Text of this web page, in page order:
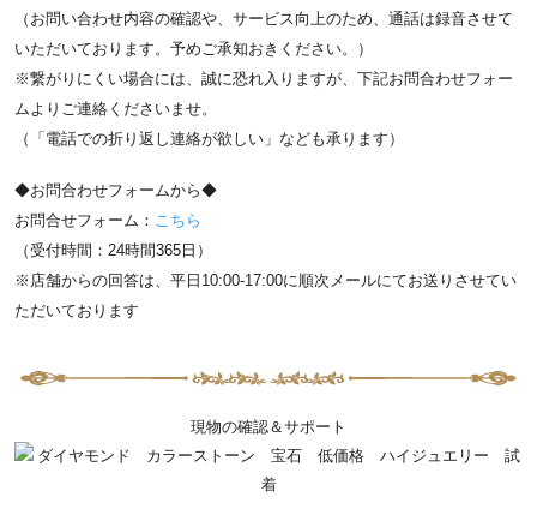
（お問い合わせ内容の確認や、サービス向上のため、通話は録音させて
いただいております。予めご承知おきください。）
※繋がりにくい場合には、誠に恐れ入りますが、下記お問合わせフォー
ムよりご連絡くださいませ。
（「電話での折り返し連絡が欲しい」なども承ります）
◆お問合わせフォームから◆
お問合せフォーム： こちら
（受付時間：24時間365日）
※店舗からの回答は、平日10:00-17:00に順次メールにてお送りさせてい
ただいております
現物の確認＆サポート